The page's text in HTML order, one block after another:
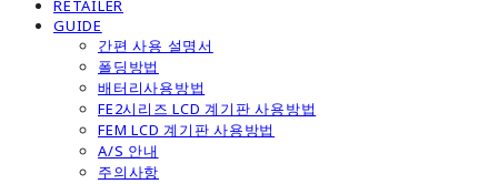
RETAILER
GUIDE
간편 사용 설명서
폴딩방법
배터리사용방법
FE2시리즈 LCD 계기판 사용방법
FEM LCD 계기판 사용방법
A/S 안내
주의사항